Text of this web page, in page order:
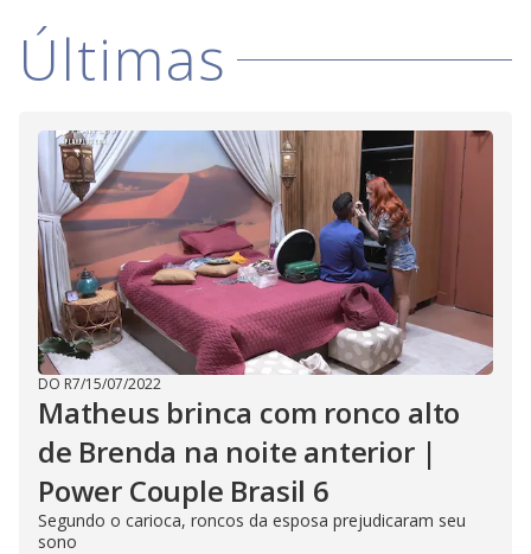
Últimas
DO R7/15/07/2022
Matheus brinca com ronco alto
de Brenda na noite anterior |
Power Couple Brasil 6
Segundo o carioca, roncos da esposa prejudicaram seu
sono